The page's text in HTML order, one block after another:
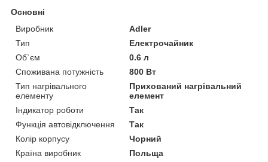
Основні
Виробник
Adler
Тип
Електрочайник
Об`єм
0.6 л
Споживана потужність
800 Вт
Тип нагрівального
елементу
Прихований нагрівальний
елемент
Індикатор роботи
Так
Функція автовідключення
Так
Колір корпусу
Чорний
Країна виробник
Польща